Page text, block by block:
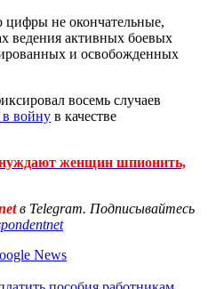
цифры не окончательные,
ведения активных боевых
и освобожденных
восемь случаев
в войну в качестве
женщин шпионить,
в Telegram. Подписывайтесь
News